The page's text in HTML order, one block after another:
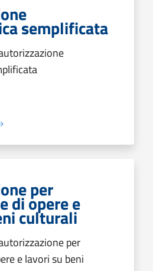
semplificata
per
di opere e
culturali
per
e lavori su beni